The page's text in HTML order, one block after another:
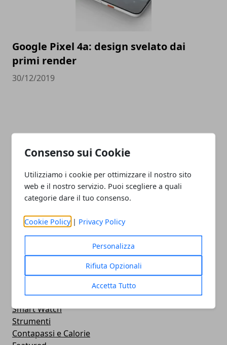
Consenso sui Cookie
Utilizziamo i cookie per ottimizzare il nostro sito
web e il nostro servizio. Puoi scegliere a quali
categorie dare il tuo consenso.
Cookie Policy | Privacy Policy
Personalizza
Rifiuta Opzionali
Accetta Tutto
Google Pixel 4a: design svelato dai
primi render
30/12/2019
CATEGORIE
Istruzione
News
Notizie
Approfondimenti
Intrattenimento
Concorrenza
Cellulari e Smartphone
Immagini e GIF Buongiorno per Whatsapp
Smart Watch
Strumenti
Contapassi e Calorie